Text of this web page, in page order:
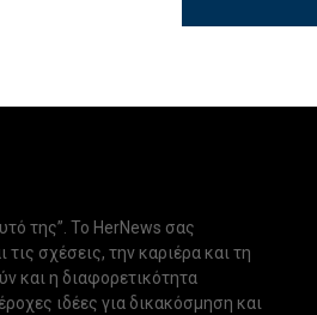
της”. Το HerNews σας
σχέσεις, την καριέρα και τη
και η διαφορετικότητα
ιδέες για δικακόσμηση και